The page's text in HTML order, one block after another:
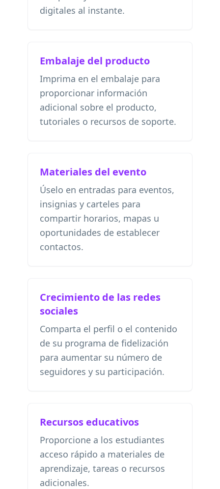
digitales al instante.
Embalaje del producto
Imprima en el embalaje para
proporcionar información
adicional sobre el producto,
tutoriales o recursos de soporte.
Materiales del evento
Úselo en entradas para eventos,
insignias y carteles para
compartir horarios, mapas u
oportunidades de establecer
contactos.
Crecimiento de las redes
sociales
Comparta el perfil o el contenido
de su programa de fidelización
para aumentar su número de
seguidores y su participación.
Recursos educativos
Proporcione a los estudiantes
acceso rápido a materiales de
aprendizaje, tareas o recursos
adicionales.